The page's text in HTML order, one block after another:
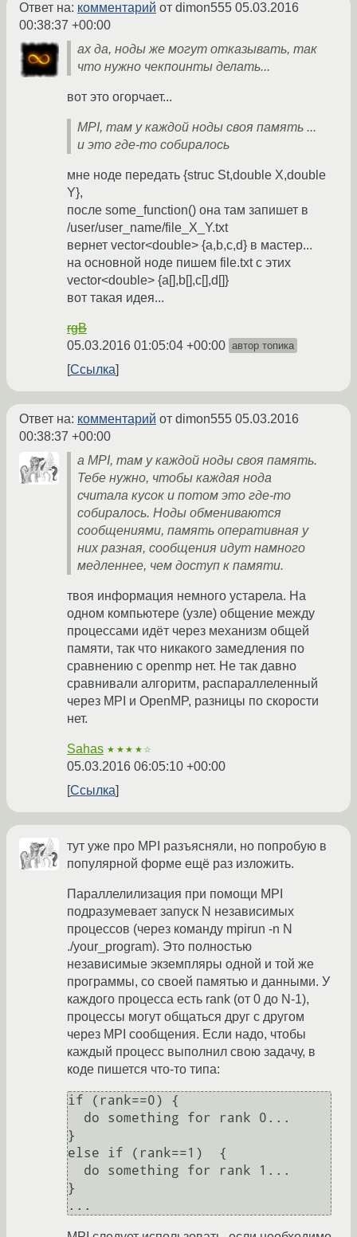
Ответ на: комментарий от dimon555 05.03.2016
00:38:37 +00:00
ах да, ноды же могут отказывать, так
что нужно чекпоинты делать...
вот это огорчает...
MPI, там у каждой ноды своя память ...
и это где-то собиралось
мне ноде передать {struc St,double X,double
Y},
после some_function() она там запишет в
/user/user_name/file_X_Y.txt
вернет vector<double> {a,b,c,d} в мастер...
на основной ноде пишем file.txt с этих
vector<double> {a[],b[],c[],d[]}
вот такая идея...
rgB
05.03.2016 01:05:04 +00:00 автор топика
Ссылка
Ответ на: комментарий от dimon555 05.03.2016
00:38:37 +00:00
а MPI, там у каждой ноды своя память.
Тебе нужно, чтобы каждая нода
считала кусок и потом это где-то
собиралось. Ноды обмениваются
сообщениями, память оперативная у
них разная, сообщения идут намного
медленнее, чем доступ к памяти.
твоя информация немного устарела. На
одном компьютере (узле) общение между
процессами идёт через механизм общей
памяти, так что никакого замедления по
сравнению с openmp нет. Не так давно
сравнивали алгоритм, распараллеленный
через MPI и OpenMP, разницы по скорости
нет.
Sahas ★★★★☆
05.03.2016 06:05:10 +00:00
Ссылка
тут уже про MPI разъясняли, но попробую в
популярной форме ещё раз изложить.
Параллелилизация при помощи MPI
подразумевает запуск N независимых
процессов (через команду mpirun -n N
./your_program). Это полностью
независимые экземпляры одной и той же
программы, со своей памятью и данными. У
каждого процесса есть rank (от 0 до N-1),
процессы могут общаться друг с другом
через MPI сообщения. Если надо, чтобы
каждый процесс выполнил свою задачу, в
коде пишется что-то типа:
if (rank==0) {
}
else if (rank==1)  {
}